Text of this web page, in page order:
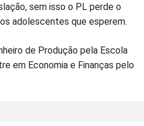
sem isso o PL perde o
adolescentes que esperem.
de Produção pela Escola
em Economia e Finanças pelo